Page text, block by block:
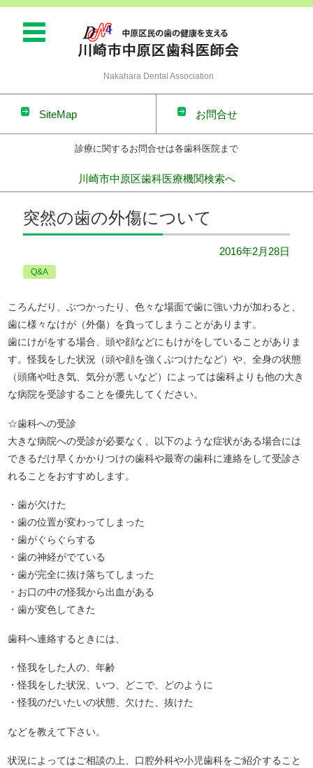
Nakahara Dental Association
SiteMap お問合せ
診療に関するお問合せは各歯科医院まで
川崎市中原区歯科医療機関検索へ
コンテンツに移動
突然の歯の外傷について
2016年2月28日
Q&A
ころんだり、ぶつかったり、色々な場面で歯に強い力が加わると、
歯に様々なけが（外傷）を負ってしまうことがあります。
歯にけがをする場合、頭や顔などにもけがをしていることがありま
す。怪我をした状況（頭や顔を強くぶつけたなど）や、全身の状態
（頭痛や吐き気、気分が悪 いなど）によっては歯科よりも他の大き
な病院を受診することを優先してください。
☆歯科への受診
大きな病院への受診が必要なく、以下のような症状がある場合には
できるだけ早くかかりつけの歯科や最寄の歯科に連絡をして受診さ
れることをおすすめします。
・歯が欠けた
・歯の位置が変わってしまった
・歯がぐらぐらする
・歯の神経がでている
・歯が完全に抜け落ちてしまった
・お口の中の怪我から出血がある
・歯が変色してきた
歯科へ連絡するときには、
・怪我をした人の、年齢
・怪我をした状況、いつ、どこで、どのように
・怪我のだいたいの状態、欠けた、抜けた
などを教えて下さい。
状況によってはご相談の上、口腔外科や小児歯科をご紹介すること